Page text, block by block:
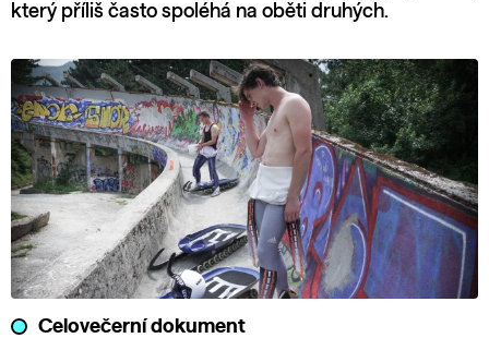
který příliš často spoléhá na oběti druhých.
Celovečerní dokument